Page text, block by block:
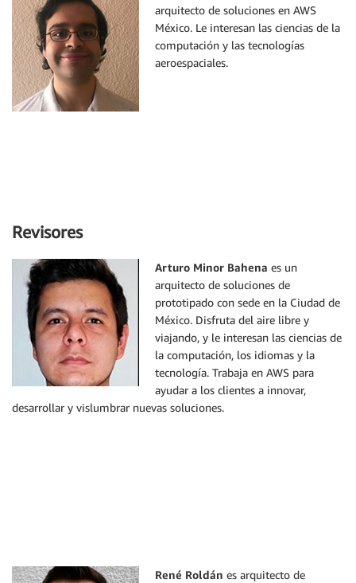
arquitecto de soluciones en AWS
México. Le interesan las ciencias de la
computación y las tecnologías
aeroespaciales.
Revisores
Arturo Minor Bahena es un
arquitecto de soluciones de
prototipado con sede en la Ciudad de
México. Disfruta del aire libre y
viajando, y le interesan las ciencias de
la computación, los idiomas y la
tecnología. Trabaja en AWS para
ayudar a los clientes a innovar,
desarrollar y vislumbrar nuevas soluciones.
René Roldán es arquitecto de